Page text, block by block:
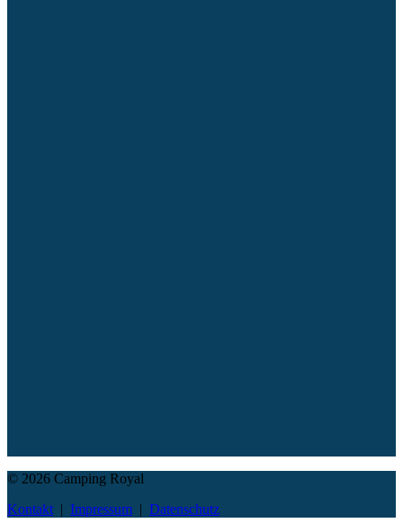
© 2026 Camping Royal
Kontakt | Impressum | Datenschutz